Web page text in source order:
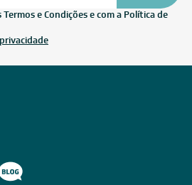
e Condições e com a Política de